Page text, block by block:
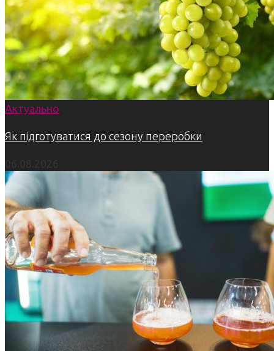
Актуально
Як підготуватися до сезону переробки